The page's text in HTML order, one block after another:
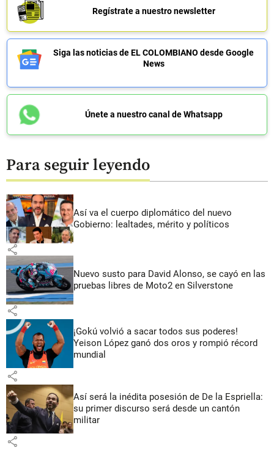
Regístrate a nuestro newsletter
Siga las noticias de EL COLOMBIANO desde Google
News
Únete a nuestro canal de Whatsapp
Para seguir leyendo
Así va el cuerpo diplomático del nuevo
Gobierno: lealtades, mérito y políticos
share
Nuevo susto para David Alonso, se cayó en las
pruebas libres de Moto2 en Silverstone
share
¡Gokú volvió a sacar todos sus poderes!
Yeison López ganó dos oros y rompió récord
mundial
share
Así será la inédita posesión de De la Espriella:
su primer discurso será desde un cantón
militar
share